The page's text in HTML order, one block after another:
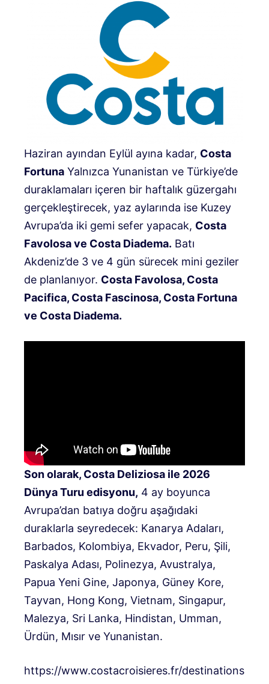
Haziran ayından Eylül ayına kadar, Costa
Fortuna Yalnızca Yunanistan ve Türkiye’de
duraklamaları içeren bir haftalık güzergahı
gerçekleştirecek, yaz aylarında ise Kuzey
Avrupa’da iki gemi sefer yapacak, Costa
Favolosa ve Costa Diadema. Batı
Akdeniz’de 3 ve 4 gün sürecek mini geziler
de planlanıyor. Costa Favolosa, Costa
Pacifica, Costa Fascinosa, Costa Fortuna
ve Costa Diadema.
Son olarak, Costa Deliziosa ile 2026
Dünya Turu edisyonu, 4 ay boyunca
Avrupa’dan batıya doğru aşağıdaki
duraklarla seyredecek: Kanarya Adaları,
Barbados, Kolombiya, Ekvador, Peru, Şili,
Paskalya Adası, Polinezya, Avustralya,
Papua Yeni Gine, Japonya, Güney Kore,
Tayvan, Hong Kong, Vietnam, Singapur,
Malezya, Sri Lanka, Hindistan, Umman,
Ürdün, Mısır ve Yunanistan.
https://www.costacroisieres.fr/destinations